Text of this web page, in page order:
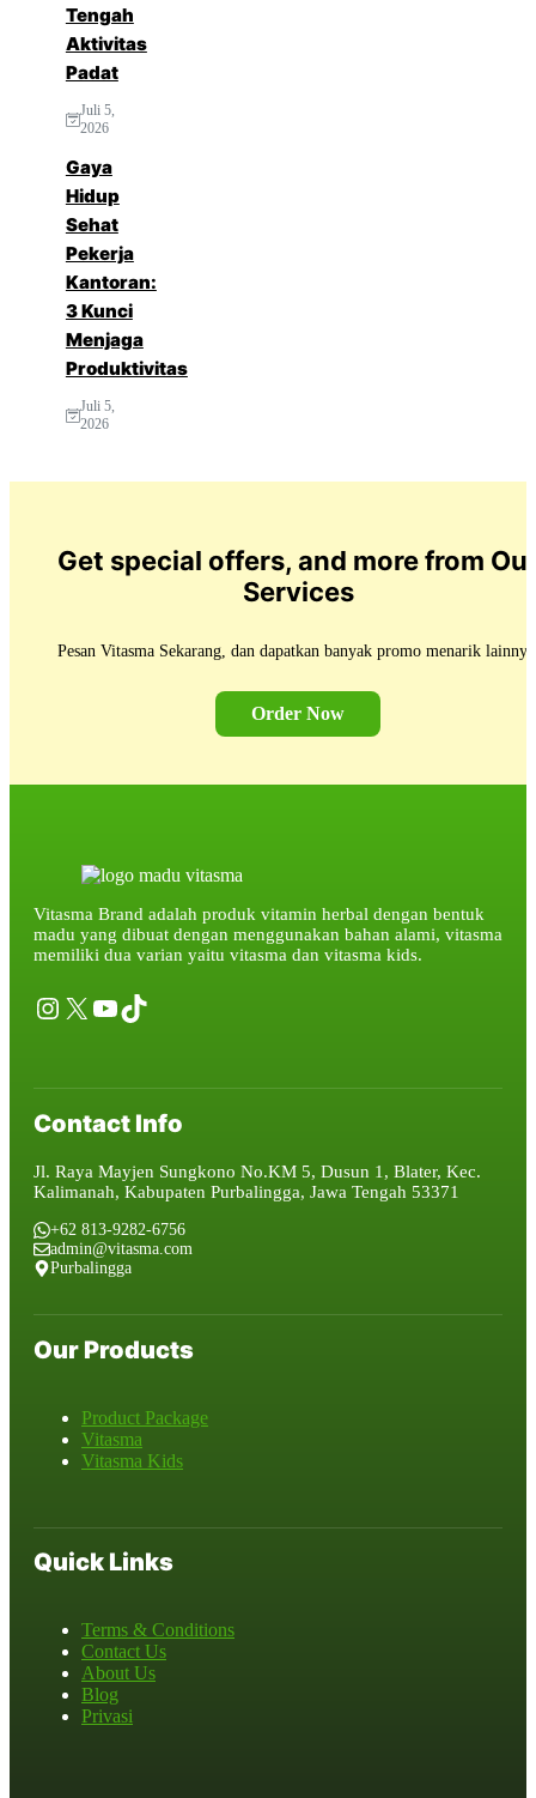
Tengah
Aktivitas
Padat
Juli 5,
2026
Gaya
Hidup
Sehat
Pekerja
Kantoran:
3 Kunci
Menjaga
Produktivitas
Juli 5,
2026
Get special offers, and more from
Services
Pesan Vitasma Sekarang, dan dapatkan banyak promo menarik
Order Now
Vitasma Brand adalah produk vitamin herbal dengan bentuk
madu yang dibuat dengan menggunakan bahan alami, vitasma
memiliki dua varian yaitu vitasma dan vitasma kids.
Instagram
X YouTube
TikTok
Contact Info
Jl. Raya Mayjen Sungkono No.KM 5, Dusun 1, Blater, Kec.
Kalimanah, Kabupaten Purbalingga, Jawa Tengah 53371
+62 813-9282-6756
admin@vitasma.com
Purbalingga
Our Products
Product Package
Vitasma
Vitasma Kids
Quick Links
Terms & Conditions
Contact Us
About Us
Blog
Privasi